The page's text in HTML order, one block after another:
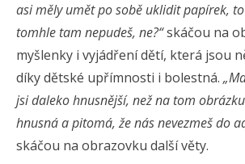
asi měly umět po sobě uklidit papírek,
tomhle tam nepudeš, ne?“skáčou na
myšlenky i vyjádření dětí, která jsou
díky dětské upřímnosti i bolestná.
jsi daleko hnusnější, než na tom
hnusná a pitomá, že nás nevezmeš do
skáčou na obrazovku další věty.